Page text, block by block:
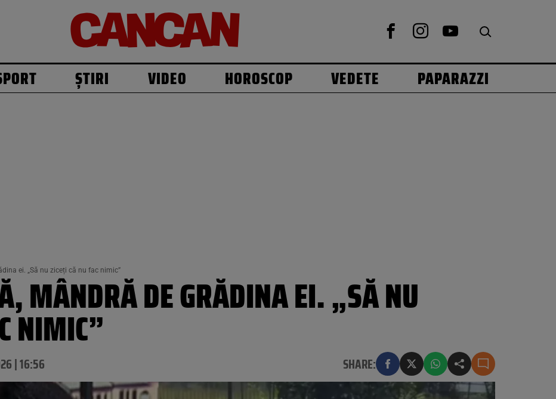
ȘTIRI VIDEO HOROSCOP VEDETE PAPARAZZI
ei. „Să nu ziceți că nu fac nimic”
MÂNDRĂ DE GRĂDINA EI. „SĂ NU
NIMIC”
| 16:56 SHARE: